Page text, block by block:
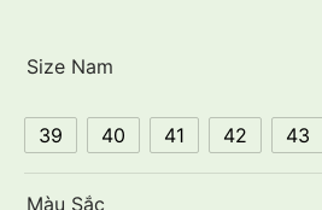
Size Nam
39 40 41 42 43
Màu Sắc